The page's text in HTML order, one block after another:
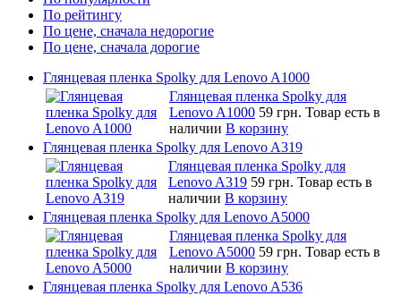
По рейтингу
По цене, сначала недорогие
По цене, сначала дорогие
Глянцевая пленка Spolky для Lenovo A1000
Глянцевая пленка Spolky для
Lenovo A1000 59 грн. Товар есть в
наличии В корзину
Глянцевая пленка Spolky для Lenovo A319
Глянцевая пленка Spolky для
Lenovo A319 59 грн. Товар есть в
наличии В корзину
Глянцевая пленка Spolky для Lenovo A5000
Глянцевая пленка Spolky для
Lenovo A5000 59 грн. Товар есть в
наличии В корзину
Глянцевая пленка Spolky для Lenovo A536